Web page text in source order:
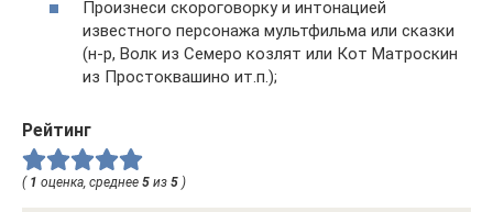
Произнеси скороговорку и интонацией
известного персонажа мультфильма или сказки
(н-р, Волк из Семеро козлят или Кот Матроскин
из Простоквашино ит.п.);
Рейтинг
( 1 оценка, среднее 5 из 5 )